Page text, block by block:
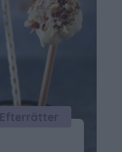
Efterrätter